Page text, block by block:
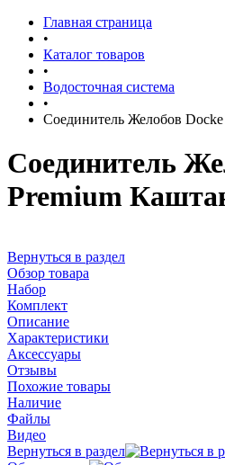
Главная страница
•
Каталог товаров
•
Водосточная система
•
Соединитель Желобов
Соединитель
Premium
Вернуться в раздел
Обзор товара
Набор
Комплект
Описание
Характеристики
Аксессуары
Отзывы
Похожие товары
Наличие
Файлы
Видео
Вернуться в раздел